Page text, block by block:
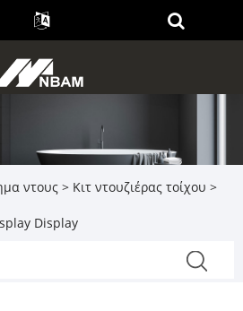
ντους > Κιτ ντουζιέρας τοίχου >
Display